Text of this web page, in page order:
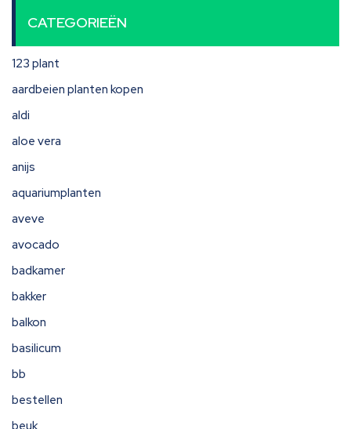
CATEGORIEËN
123 plant
aardbeien planten kopen
aldi
aloe vera
anijs
aquariumplanten
aveve
avocado
badkamer
bakker
balkon
basilicum
bb
bestellen
beuk